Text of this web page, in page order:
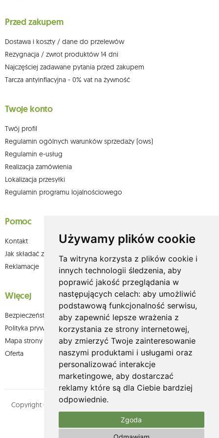
Używamy plików cookie
Ta witryna korzysta z plików cookie i
innych technologii śledzenia, aby
poprawić jakość przeglądania w
następujących celach: aby umożliwić
podstawową funkcjonalność serwisu,
aby zapewnić lepsze wrażenia z
korzystania ze strony internetowej,
aby zmierzyć Twoje zainteresowanie
naszymi produktami i usługami oraz
personalizować interakcje
marketingowe, aby dostarczać
reklamy które są dla Ciebie bardziej
odpowiednie.
Zgoda
którego dokonano na podstawie zgody przed jej cofnięciem. W tym celu
możesz kontaktować się z działem obsługi klienta Mouton Interactive pod
Więcej informacji: www.mouton.pl/ODO
Przed zakupem
Dostawa i koszty / dane do przelewów
Rezygnacja / zwrot produktów 14 dni
Najczęściej zadawane pytania przed zakupem
Tarcza antyinflacyjna - 0% vat na żywność
Twoje konto
Twój profil
Regulamin ogólnych warunków sprzedaży (ows)
Regulamin e-usług
Realizacja zamówienia
Lokalizacja przesyłki
Regulamin programu lojalnościowego
Pomoc
Kontakt
Jak składać zamówienia w sklepie olium.pl?
Reklamacje
Więcej
Bezpieczeństwo płatności
Polityka prywatności
Mapa strony
Oferta
Copyright © olium.pl. Wszystkie prawa zastrzeżone. Designed by
MOUTON interactive
Zobacz nasz profil na: